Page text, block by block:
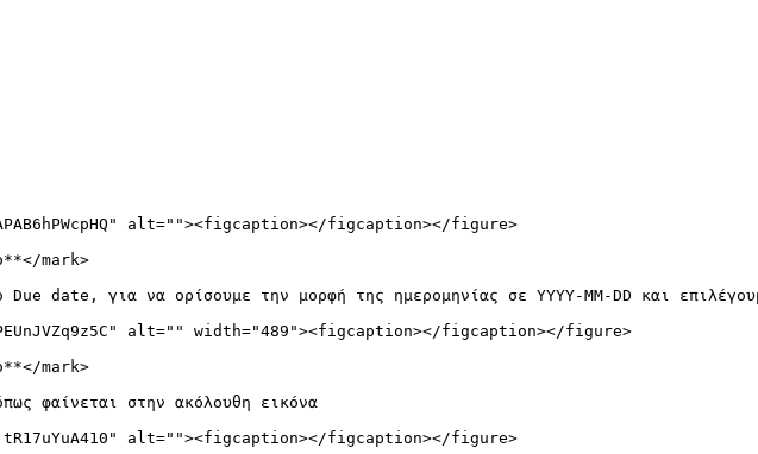
alt=""><figcaption></figcaption></figure>
mark>
Due date, για να ορίσουμε την μορφή της ημερομηνίας σε YYYY-MM-DD και
alt="" width="489"><figcaption></figcaption></figure>
mark>
φαίνεται στην ακόλουθη εικόνα
alt=""><figcaption></figcaption></figure>